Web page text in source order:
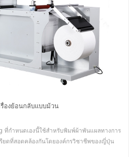
รื่องย้อนกลับแบบม้วน
ที่กำหนดเองนี้ใช้สำหรับพิมพ์ผ้าพันแผลทางการ
ยดที่สอดคล้องกันโดยองค์กรวิชาชีพของญี่ปุ่น